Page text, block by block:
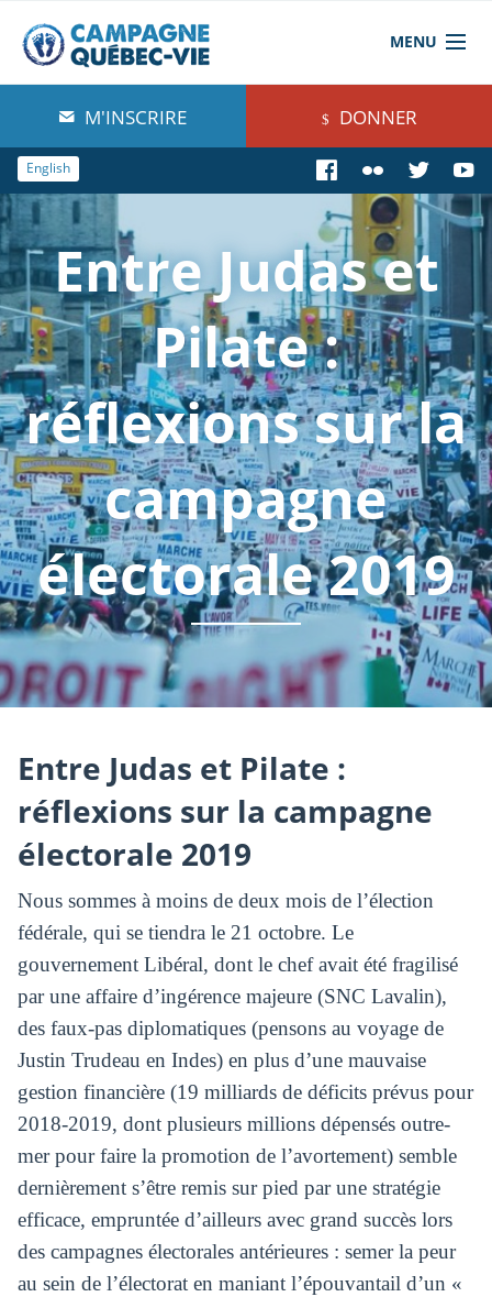
MENU
À propos de nous
Blog
Comprendre
Agir
Boutique
M'INSCRIRE DONNER
English
Entre Judas et
Pilate :
réflexions sur la
campagne
électorale 2019
Entre Judas et Pilate :
réflexions sur la campagne
électorale 2019
Nous sommes à moins de deux mois de l’élection
fédérale, qui se tiendra le 21 octobre. Le
gouvernement Libéral, dont le chef avait été fragilisé
par une affaire d’ingérence majeure (SNC Lavalin),
des faux-pas diplomatiques (pensons au voyage de
Justin Trudeau en Indes) en plus d’une mauvaise
gestion financière (19 milliards de déficits prévus pour
2018-2019, dont plusieurs millions dépensés outre-
mer pour faire la promotion de l’avortement) semble
dernièrement s’être remis sur pied par une stratégie
efficace, empruntée d’ailleurs avec grand succès lors
des campagnes électorales antérieures : semer la peur
au sein de l’électorat en maniant l’épouvantail d’un «